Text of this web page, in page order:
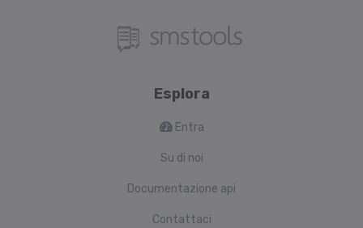
Esplora
Entra
Su di noi
Documentazione api
Contattaci